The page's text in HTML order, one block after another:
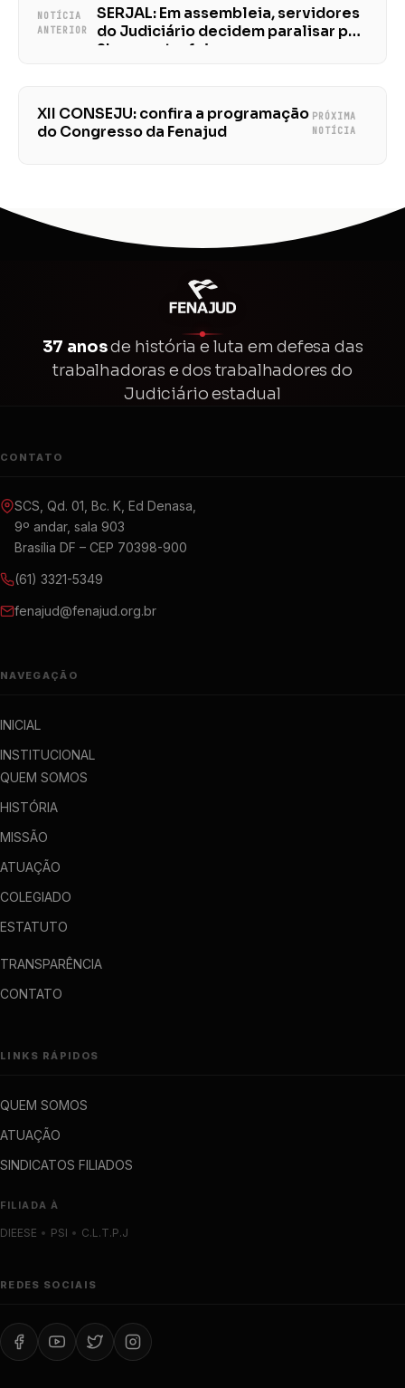
NOTÍCIA
ANTERIOR
SERJAL: Em assembleia, servidores
do Judiciário decidem paralisar por
2h na sexta-feira
XII CONSEJU: confira a programação
do Congresso da Fenajud
PRÓXIMA
NOTÍCIA
37 anosde história e luta em defesa das
trabalhadoras e dos trabalhadores do
Judiciário estadual
CONTATO
SCS, Qd. 01, Bc. K, Ed Denasa,
9º andar, sala 903
Brasília DF – CEP 70398-900
(61) 3321-5349
fenajud@fenajud.org.br
NAVEGAÇÃO
INICIAL
INSTITUCIONAL
QUEM SOMOS
HISTÓRIA
MISSÃO
ATUAÇÃO
COLEGIADO
ESTATUTO
TRANSPARÊNCIA
CONTATO
LINKS RÁPIDOS
QUEM SOMOS
ATUAÇÃO
SINDICATOS FILIADOS
FILIADA À
DIEESE • PSI • C.L.T.P.J
REDES SOCIAIS